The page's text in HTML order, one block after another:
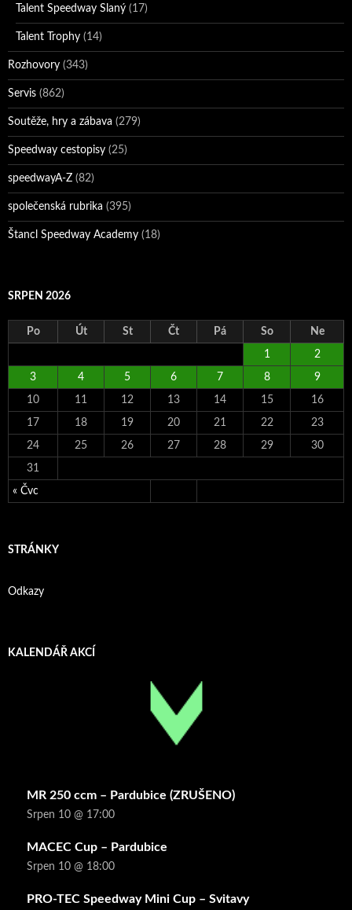
Talent Speedway Slaný (17)
Talent Trophy (14)
Rozhovory (343)
Servis (862)
Soutěže, hry a zábava (279)
Speedway cestopisy (25)
speedwayA-Z (82)
společenská rubrika (395)
Štancl Speedway Academy (18)
SRPEN 2026
Po Út St Čt Pá So Ne
« Čvc
1 2
3 4 5 6 7 8 9
10 11 12 13 14 15 16
17 18 19 20 21 22 23
24 25 26 27 28 29 30
31
STRÁNKY
Odkazy
KALENDÁŘ AKCÍ
MR 250 ccm – Pardubice (ZRUŠENO)
Srpen 10 @ 17:00
MACEC Cup – Pardubice
Srpen 10 @ 18:00
PRO-TEC Speedway Mini Cup – Svitavy